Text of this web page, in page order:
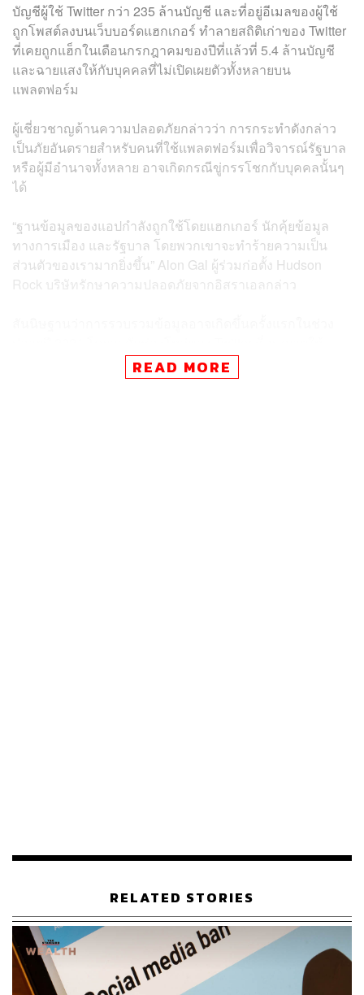
บัญชีผู้ใช้ Twitter กว่า 235 ล้านบัญชี และที่อยู่อีเมลของผู้ใช้
ถูกโพสต์ลงบนเว็บบอร์ดแฮกเกอร์ ทำลายสถิติเก่าของ Twitter
ที่เคยถูกแฮ็กในเดือนกรกฎาคมของปีที่แล้วที่ 5.4 ล้านบัญชี
และฉายแสงให้กับบุคคลที่ไม่เปิดเผยตัวทั้งหลายบน
แพลตฟอร์ม
ผู้เชี่ยวชาญด้านความปลอดภัยกล่าวว่า การกระทำดังกล่าว
เป็นภัยอันตรายสำหรับคนที่ใช้แพลตฟอร์มเพื่อวิจารณ์รัฐบาล
หรือผู้มีอำนาจทั้งหลาย อาจเกิดกรณีขู่กรรโชกกับบุคคลนั้นๆ
ได้
“ฐานข้อมูลของแอปกำลังถูกใช้โดยแฮกเกอร์ นักคุ้ยข้อมูล
ทางการเมือง และรัฐบาล โดยพวกเขาจะทำร้ายความเป็น
ส่วนตัวของเรามากยิ่งขึ้น” Alon Gal ผู้ร่วมก่อตั้ง Hudson
Rock บริษัทรักษาความปลอดภัยจากอิสราเอลกล่าว
บุคคลภายนอกที่ยืนยันอีเมลและโทรศัพท์แล้วสามารถค้นหา
บัญชีใดๆ ก็ตามที่แบ่งปันข้อมูลกับ Twitter ได้ ส่วนวิธีอาจใช้
1/04/witter-leak-emails-handles/
สามารถติดตาม THE STANDARD WEALTH
ผ่านแอปพลิเคชันต่างๆ ที่คุณสะดวกหรือใช้งานอยู่แล้วได้เลย
READ MORE
RELATED STORIES